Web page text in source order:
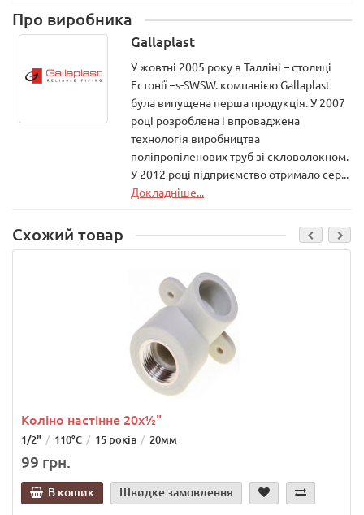
Про виробника
Gallaplast
У жовтні 2005 року в Талліні – столиці
Естонії –s-SWSW. компанією Gallaplast
була випущена перша продукція. У 2007
році розроблена і впроваджена
технологія виробництва
поліпропіленових труб зі скловолокном.
У 2012 році підприємство отримало сер...
Докладніше...
Схожий товар
Коліно настінне 20х½"
1/2" 110°C 15 років 20мм
99 грн.
В кошик Швидке замовлення